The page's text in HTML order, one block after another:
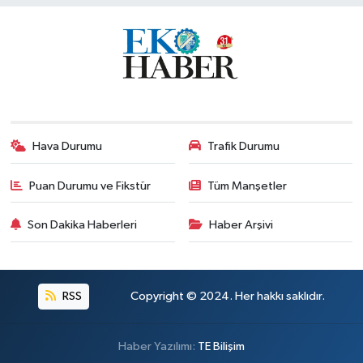
Hava Durumu Trafik Durumu
Puan Durumu ve Fikstür Tüm Manşetler
Son Dakika Haberleri Haber Arşivi
RSS Copyright © 2024. Her hakkı saklıdır.
Haber Yazılımı: TE Bilişim